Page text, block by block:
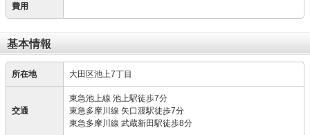
費用
基本情報
所在地 大田区池上7丁目
交通
東急池上線 池上駅徒歩7分
東急多摩川線 矢口渡駅徒歩7分
東急多摩川線 武蔵新田駅徒歩8分